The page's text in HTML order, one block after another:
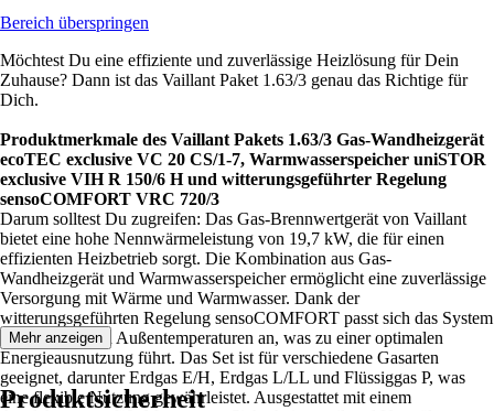
Bereich überspringen
Möchtest Du eine effiziente und zuverlässige Heizlösung für Dein
Zuhause? Dann ist das Vaillant Paket 1.63/3 genau das Richtige für
Dich.
Produktmerkmale des Vaillant Pakets 1.63/3 Gas-Wandheizgerät
ecoTEC exclusive VC 20 CS/1-7, Warmwasserspeicher uniSTOR
exclusive VIH R 150/6 H und witterungsgeführter Regelung
sensoCOMFORT VRC 720/3
Darum solltest Du zugreifen: Das Gas-Brennwertgerät von Vaillant
bietet eine hohe Nennwärmeleistung von 19,7 kW, die für einen
effizienten Heizbetrieb sorgt. Die Kombination aus Gas-
Wandheizgerät und Warmwasserspeicher ermöglicht eine zuverlässige
Versorgung mit Wärme und Warmwasser. Dank der
witterungsgeführten Regelung sensoCOMFORT passt sich das System
automatisch den Außentemperaturen an, was zu einer optimalen
Energieausnutzung führt. Das Set ist für verschiedene Gasarten
geeignet, darunter Erdgas E/H, Erdgas L/LL und Flüssiggas P, was
eine flexible Nutzung gewährleistet. Ausgestattet mit einem
Mehr anzeigen
Produktsicherheit